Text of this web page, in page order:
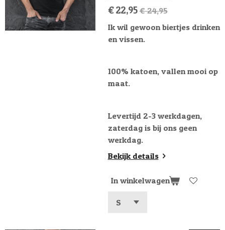
€ 22,95 € 24,95
Ik wil gewoon biertjes drinken
en vissen.
100% katoen, vallen mooi op
maat.
Levertijd 2-3 werkdagen,
zaterdag is bij ons geen
werkdag.
Bekijk details
In winkelwagen